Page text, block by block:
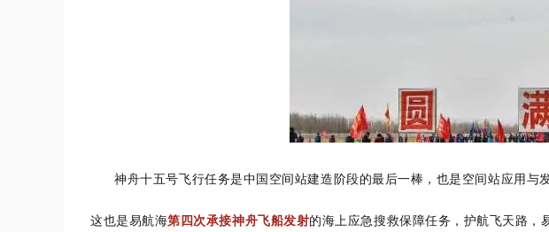
神舟十五号飞行任务是中国空间站建造阶段的最后一棒，也是空间站应用与
这也是易航海第四次承接神舟飞船发射的海上应急搜救保障任务，护航飞天路，